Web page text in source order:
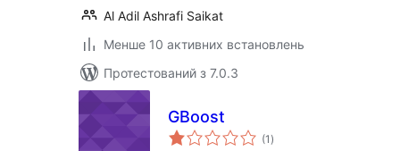
Al Adil Ashrafi Saikat
Менше 10 активних встановлень
Протестований з 7.0.3
GBoost
(1 загальний
рейтинг
)